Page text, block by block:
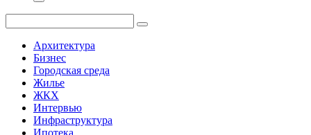
Архитектура
Бизнес
Городская среда
Жилье
ЖКХ
Интервью
Инфраструктура
Ипотека